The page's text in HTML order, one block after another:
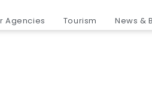
Agencies Tourism News &
in China